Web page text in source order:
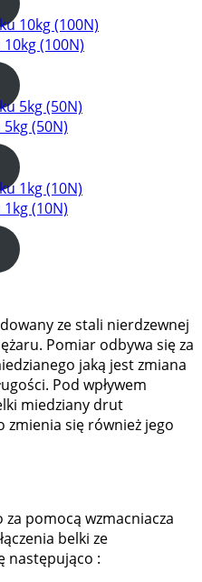
(100N)
(50N)
(10N)
ze stali nierdzewnej
Pomiar odbywa się za
jaką jest zmiana
Pod wpływem
miedziany drut
zmienia się również jego
za pomocą wzmacniacza
belki ze
następująco :